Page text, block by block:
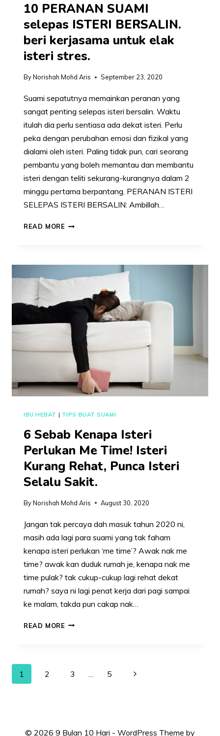
10 PERANAN SUAMI
selepas ISTERI BERSALIN.
beri kerjasama untuk elak
isteri stres.
ByNorishah Mohd Aris September 23, 2020
Suami sepatutnya memainkan peranan yang
sangat penting selepas isteri bersalin. Waktu
itulah dia perlu sentiasa ada dekat isteri. Perlu
peka dengan perubahan emosi dan fizikal yang
dialami oleh isteri. Paling tidak pun, cari seorang
pembantu yang boleh memantau dan membantu
isteri dengan teliti sekurang-kurangnya dalam 2
minggu pertama berpantang. PERANAN ISTERI
SELEPAS ISTERI BERSALIN: Ambillah…
READ MORE 10
SELEPAS
ISTERI
BERSALIN.
BERI
KERJASAMA
UNTUK
ELAK
ISTERI
STRES.
IBU HEBAT | TIPS BUAT SUAMI
6 Sebab Kenapa Isteri
Perlukan Me Time! Isteri
Kurang Rehat, Punca Isteri
Selalu Sakit.
ByNorishah Mohd Aris August 30, 2020
Jangan tak percaya dah masuk tahun 2020 ni,
masih ada lagi para suami yang tak faham
kenapa isteri perlukan ‘me time’? Awak nak me
time? awak kan duduk rumah je, kenapa nak me
time pulak? tak cukup-cukup lagi rehat dekat
rumah? saya ni lagi penat kerja dari pagi sampai
ke malam, takda pun cakap nak…
READ MORE 6
PERLUKAN
KURANG
Page
navigation
1 2 3 5
Next
© 2026 9 Bulan 10 Hari - WordPress Theme by